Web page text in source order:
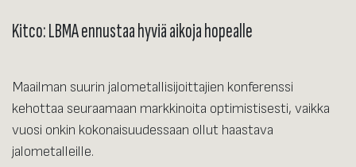
Kitco: LBMA ennustaa hyviä aikoja hopealle
Maailman suurin jalometallisijoittajien konferenssi
kehottaa seuraamaan markkinoita optimistisesti, vaikka
vuosi onkin kokonaisuudessaan ollut haastava
jalometalleille.